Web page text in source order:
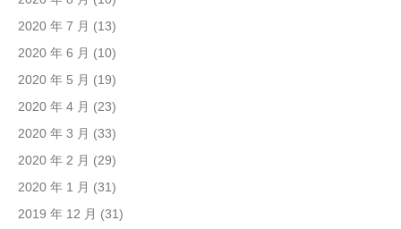
2020 年 7 月 (13)
2020 年 6 月 (10)
2020 年 5 月 (19)
2020 年 4 月 (23)
2020 年 3 月 (33)
2020 年 2 月 (29)
2020 年 1 月 (31)
2019 年 12 月 (31)